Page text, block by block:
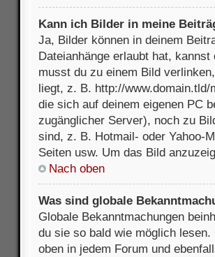
Kann ich Bilder in meine
Ja, Bilder können in deinem
Dateianhänge erlaubt hat,
musst du zu einem Bild
liegt, z. B. http://
die sich auf deinem eigenen PC
zugänglicher Server), noch zu
sind, z. B. Hotmail- oder Yahoo-
Seiten usw. Um das Bild
Nach oben
Was sind globale
Globale Bekanntmachungen
du sie so bald wie möglich
oben in jedem Forum und